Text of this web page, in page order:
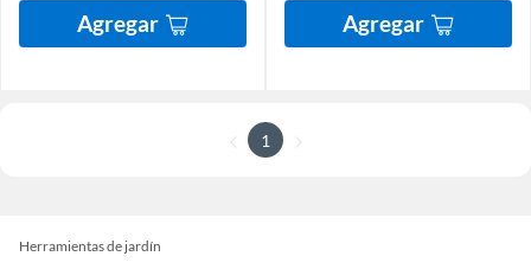
Agregar Agregar
1
Herramientas de jardín